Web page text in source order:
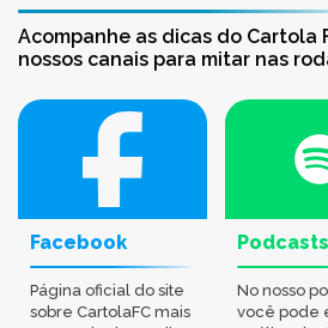
Acompanhe as dicas do Cartola
nossos canais para mitar nas
Facebook
Página oficial do site
sobre CartolaFC mais
Podcasts
No nosso
você pode